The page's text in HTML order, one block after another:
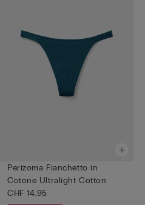
Perizoma Fianchetto in
Cotone Ultralight Cotton
CHF 14.95